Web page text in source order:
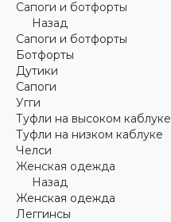
Сапоги и ботфорты
Назад
Сапоги и ботфорты
Ботфорты
Дутики
Сапоги
Угги
Туфли на высоком каблуке
Туфли на низком каблуке
Челси
Женская одежда
Назад
Женская одежда
Леггинсы